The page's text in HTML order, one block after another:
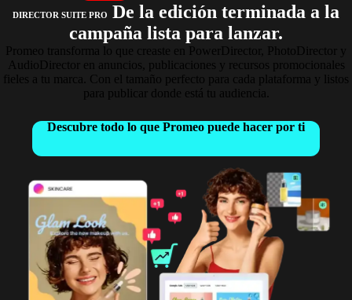
DIRECTOR SUITE PRO De la edición terminada a la
campaña lista para lanzar.
Promeo transforma lo que creaste en PowerDirector, PhotoDirector y
AudioDirector en anuncios, publicaciones y recursos promocionales
fieles a tu marca. Con el tamaño perfecto para cada plataforma y listos
para publicar donde está tu audiencia.
Descubre todo lo que Promeo puede hacer por ti